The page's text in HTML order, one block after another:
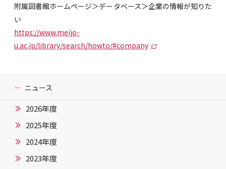
附属図書館ホームページ＞データベース＞企業の情報が知りた
い
https://www.meijo-
u.ac.jp/library/search/howto/#company
ニュース
2026年度
2025年度
2024年度
2023年度